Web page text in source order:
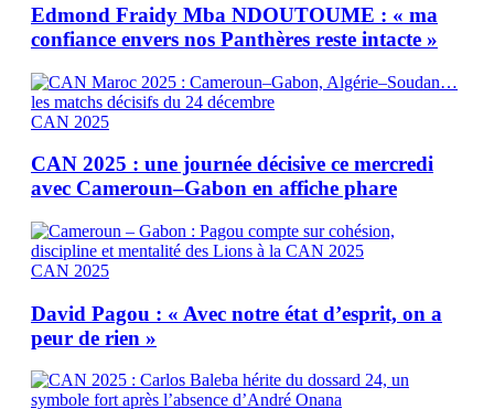
Edmond Fraidy Mba NDOUTOUME : « ma
confiance envers nos Panthères reste intacte »
CAN 2025
CAN 2025 : une journée décisive ce mercredi
avec Cameroun–Gabon en affiche phare
CAN 2025
David Pagou : « Avec notre état d’esprit, on a
peur de rien »